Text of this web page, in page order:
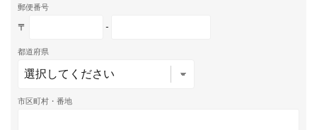
郵便番号
〒 -
都道府県
市区町村・番地